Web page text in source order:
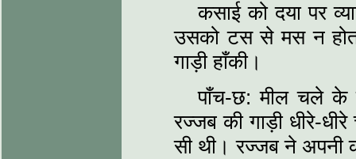
कसाई को दया पर
उसको टस से मस न
गाड़ी हाँकी।
पाँच-छ: मील चले के
रज्जब की गाड़ी धीरे-
सी थी। रज्जब ने अपनी